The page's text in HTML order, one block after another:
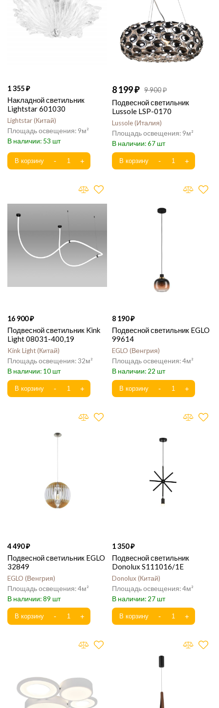
1 355
Накладной светильник
Lightstar 601030
Lightstar Китай
9
53
8 199 9 900
Подвесной светильник
Lussole LSP-0170
Lussole Италия
9
67
16 900
Подвесной светильник Kink
Light 08031-400,19
Kink Light Китай
32
10
8 190
Подвесной светильник EGLO
99614
EGLO Венгрия
4
22
4 490
Подвесной светильник EGLO
32849
EGLO Венгрия
4
89
1 350
Подвесной светильник
Donolux S111016/1E
Donolux Китай
4
27